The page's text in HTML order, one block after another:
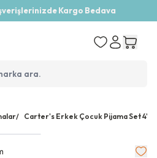
Kargo Bedava
/ Carter's Erkek Çocuk Pijama Set 4'lü